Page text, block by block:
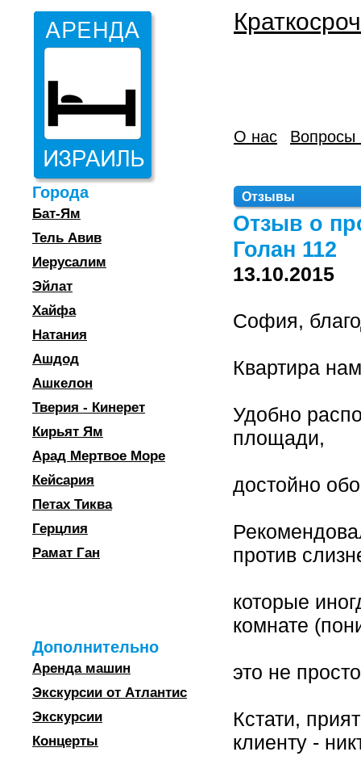
О нас Вопросы
Города
Бат-Ям
Тель Авив
Иерусалим
Эйлат
Хайфа
Натания
Ашдод
Ашкелон
Тверия - Кинерет
Кирьят Ям
Арад Мертвое Море
Кейсария
Петах Тиква
Герцлия
Рамат Ган
Дополнительно
Аренда машин
Экскурсии от Атлантис
Экскурсии
Концерты
Отзывы
Отзыв о
Голан 112
13.10.2015
София,
Квартира
Удобно
площади,
достойно
против
которые
комнате
это не
Кстати,
клиенту -